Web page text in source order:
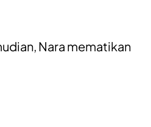
Nara mematikan